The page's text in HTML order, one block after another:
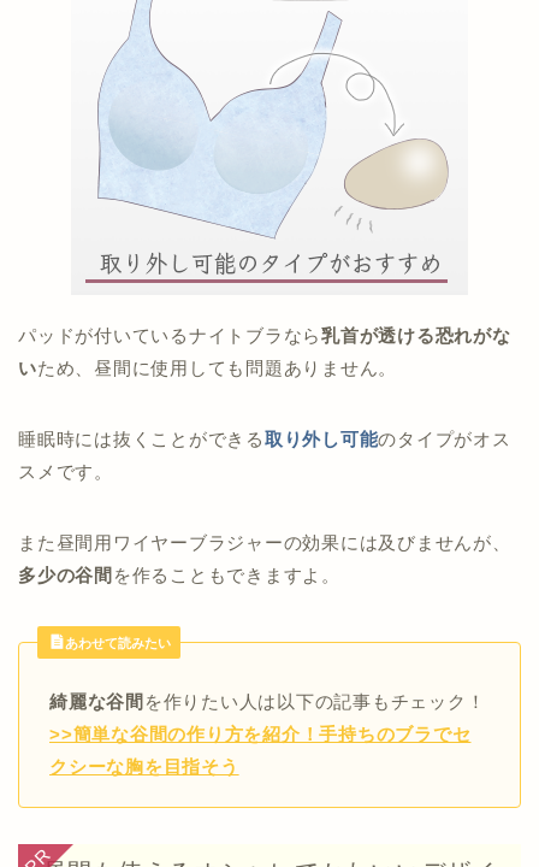
パッドが付いているナイトブラなら乳首が透ける恐れがな
いため、昼間に使用しても問題ありません。
睡眠時には抜くことができる取り外し可能のタイプがオス
スメです。
また昼間用ワイヤーブラジャーの効果には及びませんが、
多少の谷間 を作ることもできますよ。
あわせて読みたい
綺麗な谷間 を作りたい人は以下の記事もチェック！
>>簡単な谷間の作り方を紹介！手持ちのブラでセ
クシーな胸を目指そう